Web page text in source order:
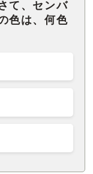
て、センバ
色は、何色